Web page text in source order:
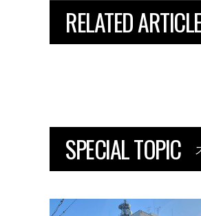
RELATED
SPECIAL TOPIC